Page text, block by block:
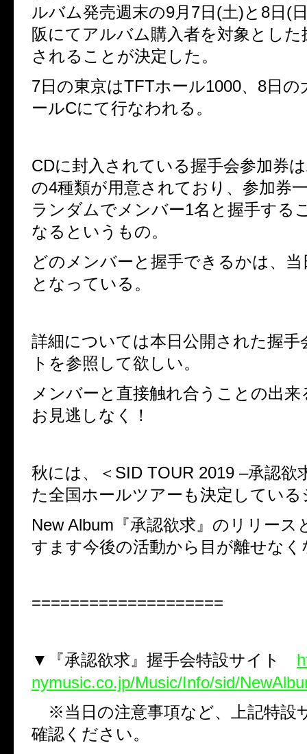
ルバム発売週末の9月 7日(土)と 8日(
阪にてアルバム購入者を対象とした
されることが決定した。
7日の東京はTFTホール1000、 8日の
ールCにて行なわれる。
CDに封入されている握手会参加券は
の4種類が用意されており、参加券
ランダムでメンバー1名と握手する
なるというもの。
どのメンバーと握手できるかは、
となっている。
詳細については本日公開された握手
トを参照して欲しい。
メンバーと直接触れ合うことの出
お見逃しなく！
秋には、＜ SID TOUR 2019 –承認欲
た全国ホールツアーも決定している
New Album 『承認欲求』のリリース
すます今後の活動から目が離せな
====================
▼『承認欲求』握手会特設サイト
nymusic.co.jp/Music/Info/sid/
※当日の注意事項など、上記特設
確認ください。